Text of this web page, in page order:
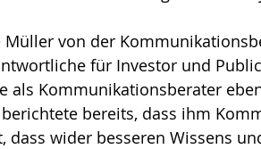
von der
für Investor und
als Kommunikationsberater
berichtete bereits, dass ihm
wider besseren Wissens